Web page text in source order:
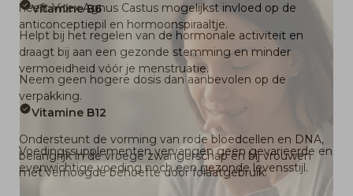
Vitamine B6
Helpt bij het regelen van de hormonale activiteit en
draagt bij aan een gezonde stemming en minder
vermoeidheid vóór je menstruatie.
Vitamine B12
Ondersteunt de vorming van rode bloedcellen en DNA,
belangrijk in de vroege zwangerschap en bij vrouwen
met verhoogde behoefte door folaatgebruik.
heeft Vitex Agnus Castus mogelijkst invloed op de
anticonceptiepil en hormoonspiraaltje.
Neem geen hogere dosis dan aanbevolen op de
verpakking.
Voedingssupplementen vervangen geen gevarieerde en
evenwichtige voeding noch een gezonde levensstijl.